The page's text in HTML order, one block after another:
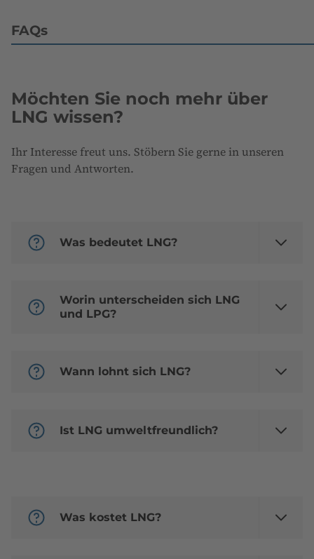
FAQs
Möchten Sie noch mehr über
LNG wissen?
Ihr Interesse freut uns. Stöbern Sie gerne in unseren
Fragen und Antworten.
Was bedeutet LNG?
Worin unterscheiden sich LNG
und LPG?
Wann lohnt sich LNG?
Ist LNG umweltfreundlich?
Was kostet LNG?